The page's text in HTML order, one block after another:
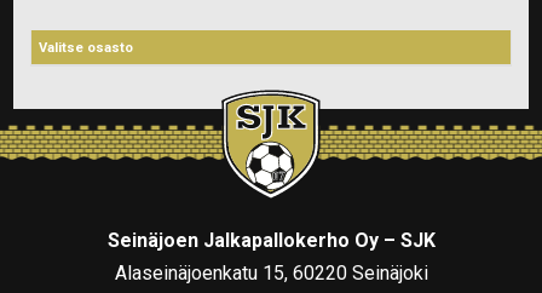
Seinäjoen Jalkapallokerho Oy – SJK
Alaseinäjoenkatu 15, 60220 Seinäjoki